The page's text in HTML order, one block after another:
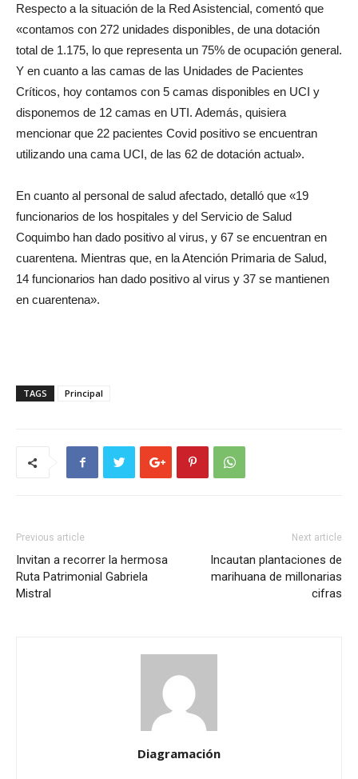
Respecto a la situación de la Red Asistencial, comentó que
«contamos con 272 unidades disponibles, de una dotación
total de 1.175, lo que representa un 75% de ocupación general.
Y en cuanto a las camas de las Unidades de Pacientes
Críticos, hoy contamos con 5 camas disponibles en UCI y
disponemos de 12 camas en UTI. Además, quisiera
mencionar que 22 pacientes Covid positivo se encuentran
utilizando una cama UCI, de las 62 de dotación actual».
En cuanto al personal de salud afectado, detalló que «19
funcionarios de los hospitales y del Servicio de Salud
Coquimbo han dado positivo al virus, y 67 se encuentran en
cuarentena. Mientras que, en la Atención Primaria de Salud,
14 funcionarios han dado positivo al virus y 37 se mantienen
en cuarentena».
TAGS Principal
Previous article
Invitan a recorrer la hermosa
Ruta Patrimonial Gabriela
Mistral
Next article
Incautan plantaciones de
marihuana de millonarias
cifras
Diagramación